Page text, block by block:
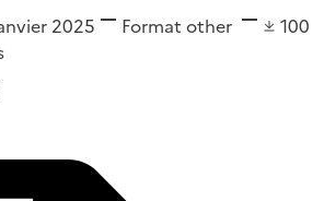
2025 Format other
100